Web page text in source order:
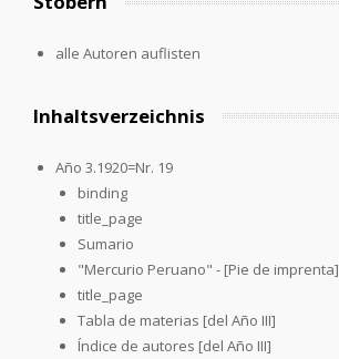
alle Autoren auflisten
Inhaltsverzeichnis
Año 3.1920=Nr. 19
binding
title_page
Sumario
"Mercurio Peruano" - [Pie de imprenta]
title_page
Tabla de materias [del Año III]
Índice de autores [del Año III]